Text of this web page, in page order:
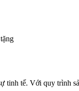
tinh tế. Với quy trình